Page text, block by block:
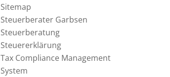
Sitemap
Steuerberater Garbsen
Steuerberatung
Steuererklärung
Tax Compliance Management
System